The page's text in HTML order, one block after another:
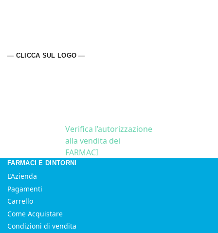
— CLICCA SUL LOGO —
Verifica l’autorizzazione
alla vendita dei
FARMACI
FARMACI E DINTORNI
L’Azienda
Pagamenti
Carrello
Come Acquistare
Condizioni di vendita